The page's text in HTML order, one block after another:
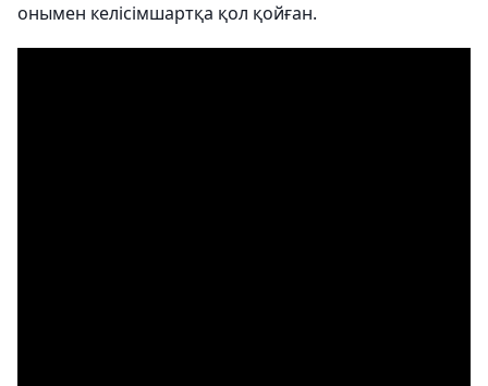
онымен келісімшартқа қол қойған.